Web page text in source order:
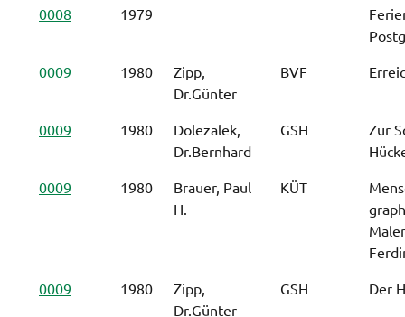
0008
1979
0009
1980
Zipp,
Dr.Günter
BVF
0009 1980
Dolezalek,
Dr.Bernhard
GSH
Zur
0009
1980
Brauer, Paul
H.
KÜT
0009
1980
Zipp,
Dr.Günter
GSH Der